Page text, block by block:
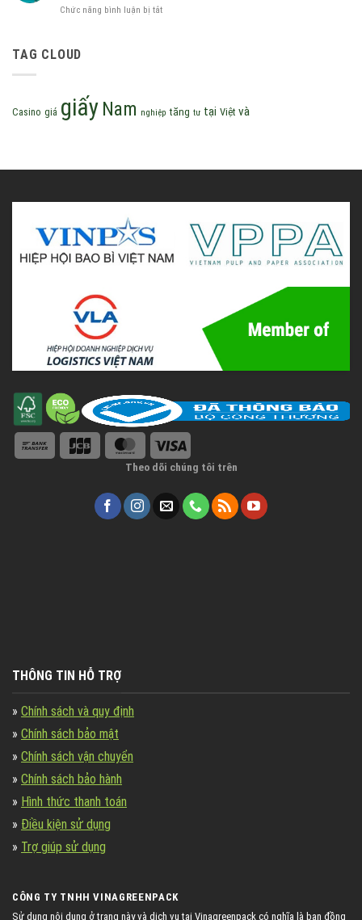
Slots
Chức năng bình luận bị tắtở
Lara
Croft
TAG CLOUD
Casino giá giấy Nam nghiệp tăng tư tại Việt và
Theo dõi chúng tôi trên
THÔNG TIN HỖ TRỢ
» Chính sách và quy định
» Chính sách bảo mật
» Chính sách vận chuyển
» Chính sách bảo hành
» Hình thức thanh toán
» Điều kiện sử dụng
» Trợ giúp sử dụng
CÔNG TY TNHH VINAGREENPACK
Sử dụng nội dung ở trang này và dịch vụ tại Vinagreenpack có nghĩa là bạn đồng